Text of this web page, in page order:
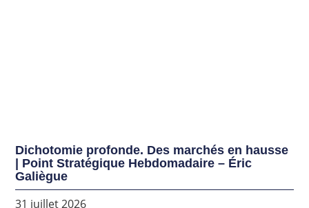
Dichotomie profonde. Des marchés en hausse
| Point Stratégique Hebdomadaire – Éric
Galiègue
31 juillet 2026